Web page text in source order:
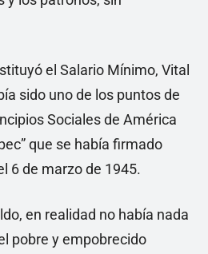
el Salario Mínimo, Vital
sido uno de los puntos de
Sociales de América
que se había firmado
6 de marzo de 1945.
en realidad no había nada
pobre y empobrecido